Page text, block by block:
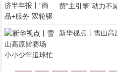
费“主引擎”动力不
新华视点丨雪山